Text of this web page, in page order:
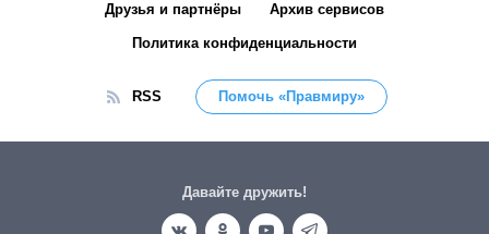
Друзья и партнёры Архив сервисов
Политика конфиденциальности
RSS Помочь «Правмиру»
Давайте дружить!